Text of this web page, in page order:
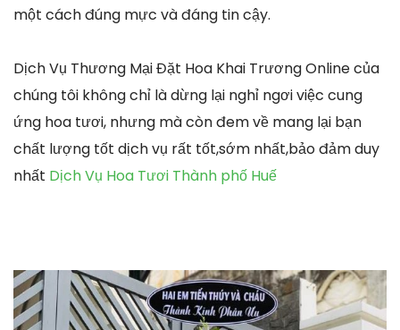
một cách đúng mực và đáng tin cậy.
Dịch Vụ Thương Mại Đặt Hoa Khai Trương Online của
chúng tôi không chỉ là dừng lại nghỉ ngơi việc cung
ứng hoa tươi, nhưng mà còn đem về mang lại bạn
chất lượng tốt dịch vụ rất tốt,sớm nhất,bảo đảm duy
nhất Dịch Vụ Hoa Tươi Thành phố Huế